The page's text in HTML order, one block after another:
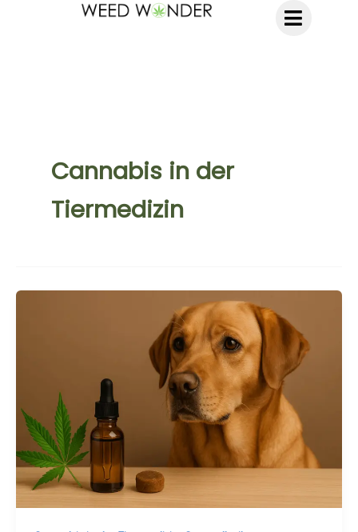
Cannabis in der
Tiermedizin
Einsatzbereiche
Sicherheit
im
Überblick